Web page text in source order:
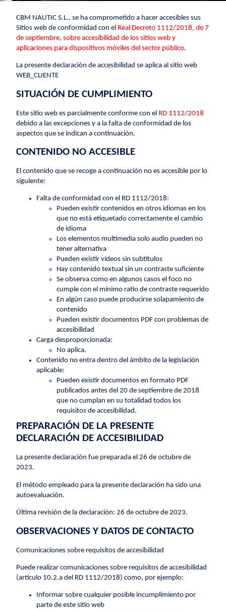
CBM NAUTIC S.L., se ha comprometido a hacer accesibles sus
Sitios web de conformidad con el Real Decreto 1112/2018, de 7
de septiembre, sobre accesibilidad de los sitios web y
aplicaciones para dispositivos móviles del sector público.
La presente declaración de accesibilidad se aplica al sitio web
WEB_CLIENTE
SITUACIÓN DE CUMPLIMIENTO
Este sitio web es parcialmente conforme con el RD 1112/2018
debido a las excepciones y a la falta de conformidad de los
aspectos que se indican a continuación.
CONTENIDO NO ACCESIBLE
El contenido que se recoge a continuación no es accesible por lo
siguiente:
Falta de conformidad con el RD 1112/2018:
Pueden existir contenidos en otros idiomas en los
que no está etiquetado correctamente el cambio
de idioma
Los elementos multimedia solo audio pueden no
tener alternativa
Pueden existir vídeos sin subtítulos
Hay contenido textual sin un contraste suficiente
Se observa como en algunos casos el foco no
cumple con el mínimo ratio de contraste requerido
En algún caso puede producirse solapamiento de
contenido
Pueden existir documentos PDF con problemas de
accesibilidad
Carga desproporcionada:
No aplica.
Contenido no entra dentro del ámbito de la legislación
aplicable:
Pueden existir documentos en formato PDF
publicados antes del 20 de septiembre de 2018
que no cumplan en su totalidad todos los
requisitos de accesibilidad.
PREPARACIÓN DE LA PRESENTE
DECLARACIÓN DE ACCESIBILIDAD
La presente declaración fue preparada el 26 de octubre de
2023.
El método empleado para la presente declaración ha sido una
autoevaluación.
Última revisión de la declaración: 26 de octubre de 2023.
OBSERVACIONES Y DATOS DE CONTACTO
Comunicaciones sobre requisitos de accesibilidad
Puede realizar comunicaciones sobre requisitos de accesibilidad
(artículo 10.2.a del RD 1112/2018) como, por ejemplo:
Informar sobre cualquier posible incumplimiento por
parte de este sitio web